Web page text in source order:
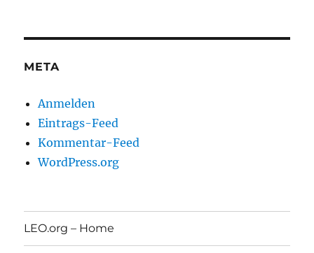
META
Anmelden
Eintrags-Feed
Kommentar-Feed
WordPress.org
LEO.org – Home